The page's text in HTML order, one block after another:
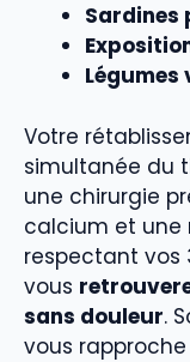
Sardines
Votre
simultanée du
une chirurgie
calcium et une
respectant vos
vous
sans douleur.
vous